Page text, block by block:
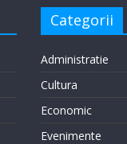
Categorii
Administratie
Cultura
Economic
Evenimente